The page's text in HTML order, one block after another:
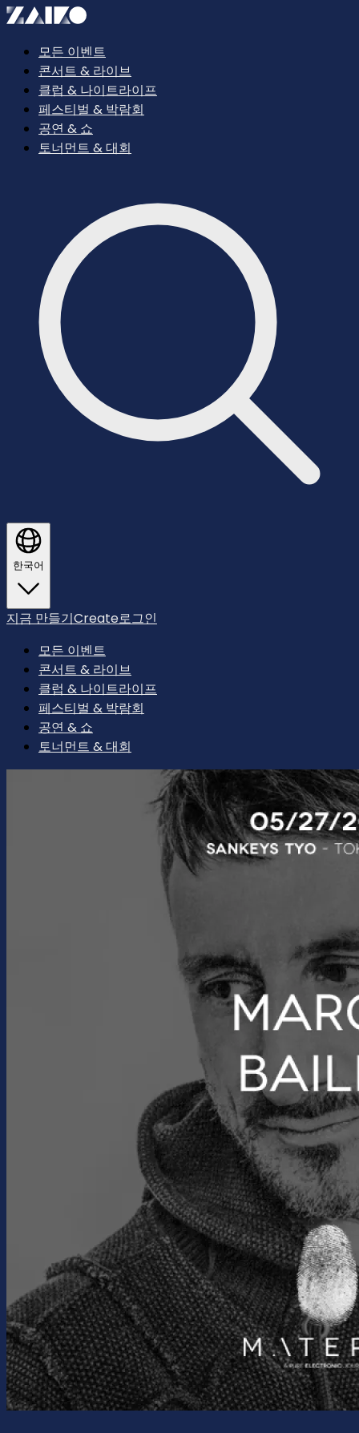
모든 이벤트
콘서트 & 라이브
클럽 & 나이트라이프
페스티벌 & 박람회
공연 & 쇼
토너먼트 & 대회
한국어
지금 만들기Create로그인
모든 이벤트
콘서트 & 라이브
클럽 & 나이트라이프
페스티벌 & 박람회
공연 & 쇼
토너먼트 & 대회